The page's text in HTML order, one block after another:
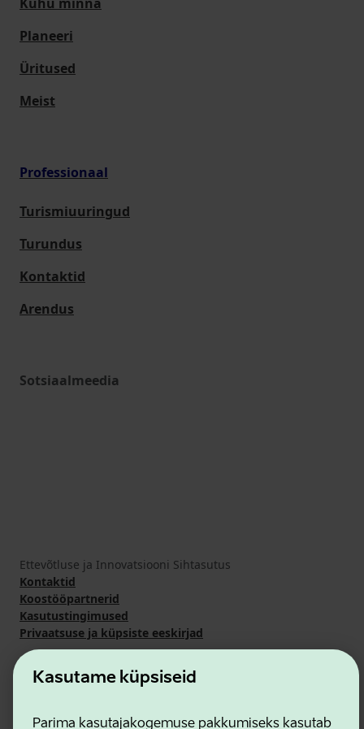
Kasutame küpsiseid
Parima kasutajakogemuse pakkumiseks kasutab
Planeeri
Üritused
Meist
Professionaal
Turismiuuringud
Turundus
Kontaktid
Arendus
Sotsiaalmeedia
Ettevõtluse ja Innovatsiooni Sihtasutus
Kontaktid
Koostööpartnerid
Kasutustingimused
Privaatsuse ja küpsiste eeskirjad